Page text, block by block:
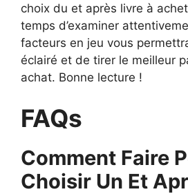
choix du et après livre à
temps d’examiner
facteurs en jeu vous
éclairé et de tirer le meilleur
achat. Bonne lecture !
FAQs
Comment Faire
Choisir Un Et